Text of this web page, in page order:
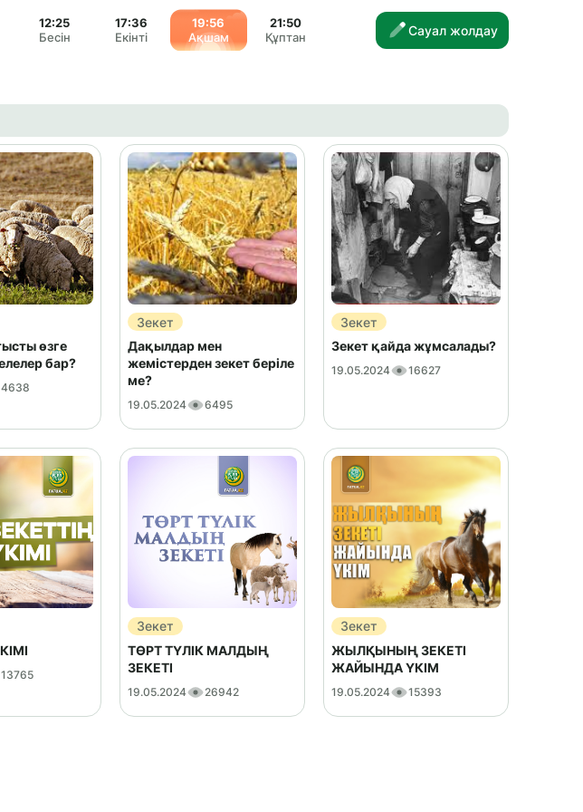
12:25
Бесін
17:36
Екінті
19:56
Ақшам
21:50
Құптан
Сауал жолдау
өзге
бар?
4638
Зекет
Дақылдар мен
жемістерден зекет беріле
ме?
19.05.2024 6495
Зекет
Зекет қайда жұмсалады?
19.05.2024 16627
13765
Зекет
ТӨРТ ТҮЛІК МАЛДЫҢ
ЗЕКЕТІ
19.05.2024 26942
Зекет
ЖЫЛҚЫНЫҢ ЗЕКЕТІ
ЖАЙЫНДА ҮКІМ
19.05.2024 15393